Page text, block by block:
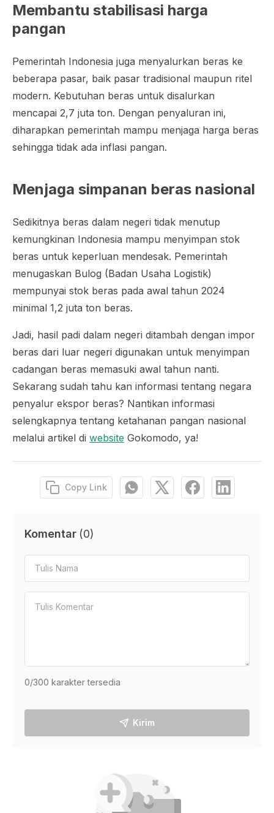
Membantu stabilisasi harga
pangan
Pemerintah Indonesia juga menyalurkan beras ke
beberapa pasar, baik pasar tradisional maupun ritel
modern. Kebutuhan beras untuk disalurkan
mencapai 2,7 juta ton. Dengan penyaluran ini,
diharapkan pemerintah mampu menjaga harga beras
sehingga tidak ada inflasi pangan.
Menjaga simpanan beras nasional
Sedikitnya beras dalam negeri tidak menutup
kemungkinan Indonesia mampu menyimpan stok
beras untuk keperluan mendesak. Pemerintah
menugaskan Bulog (Badan Usaha Logistik)
mempunyai stok beras pada awal tahun 2024
minimal 1,2 juta ton beras.
Jadi, hasil padi dalam negeri ditambah dengan impor
beras dari luar negeri digunakan untuk menyimpan
cadangan beras memasuki awal tahun nanti.
Sekarang sudah tahu kan informasi tentang negara
penyalur ekspor beras? Nantikan informasi
selengkapnya tentang ketahanan pangan nasional
melalui artikel di website Gokomodo, ya!
Copy Link
Komentar (0)
0/300 karakter tersedia
Kirim